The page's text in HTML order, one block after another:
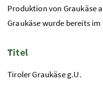
Produktion von Graukäse
Graukäse wurde bereits
Titel
Tiroler Graukäseg.U.